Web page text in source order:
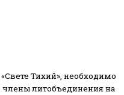
Тихий», необходимо
члены литобъединения на